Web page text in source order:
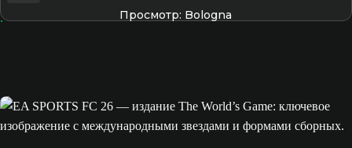
Просмотр: Bologna